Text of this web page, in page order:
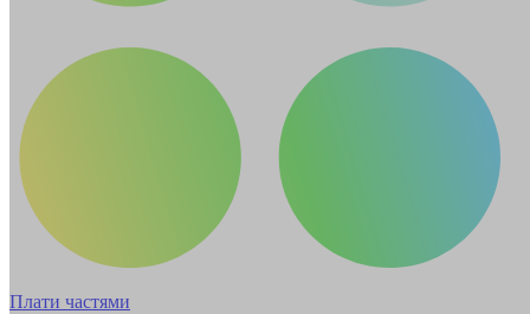
Плати частями